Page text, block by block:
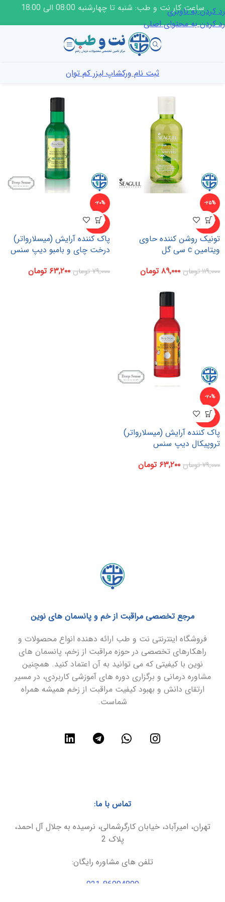
رد کردن به ناوبری
رد کردن به محتوای اصلی
ساعت کار نت و طب: شنبه تا چهارشنبه 08:00 الی 18:00
ثبت نام ورکشاپ لیزر کم توان
-۲۵%
ناموجو
د
تونیک روشن کننده حاوی
ویتامین c سی گل
۱۱۹,۰۰۰تومان ۸۹,۰۰۰ تومان
-۲۰%
ناموجو
د
پاک کننده آرایش (میسلارواتر)
درخت چای و بامبو دیپ سنس
۷۹,۰۰۰تومان ۶۳,۲۰۰ تومان
-۲۰%
ناموجو
د
پاک کننده آرایش (میسلارواتر)
تروپیکال دیپ سنس
۷۹,۰۰۰تومان ۶۳,۲۰۰ تومان
مرجع تخصصی مراقبت از خم و پانسمان های نوین
فروشگاه اینترنتی نت و طب ارائه دهنده انواع محصولات و
راهکارهای تخصصی در حوزه مراقبت از زخم، پانسمان های
نوین با کیفیتی که می توانید به آن اعتماد کنید. همچنین
مشاوره درمانی و برگزاری دوره های آموزشی کاربردی، در مسیر
ارتقای دانش و بهبود کیفیت مراقبت از زخم همیشه همراه
شماست.
تماس با ما:
تهران، امیرآباد، خیابان کارگرشمالی، نرسیده به جلال آل احمد،
پلاک 2
تلفن های مشاوره رایگان:
021-86094899